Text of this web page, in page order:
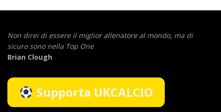
Non direi di essere il miglior allenatore al mondo, ma di
sicuro sono nella Top One
Brian Clough
Supporta UKCALCIO